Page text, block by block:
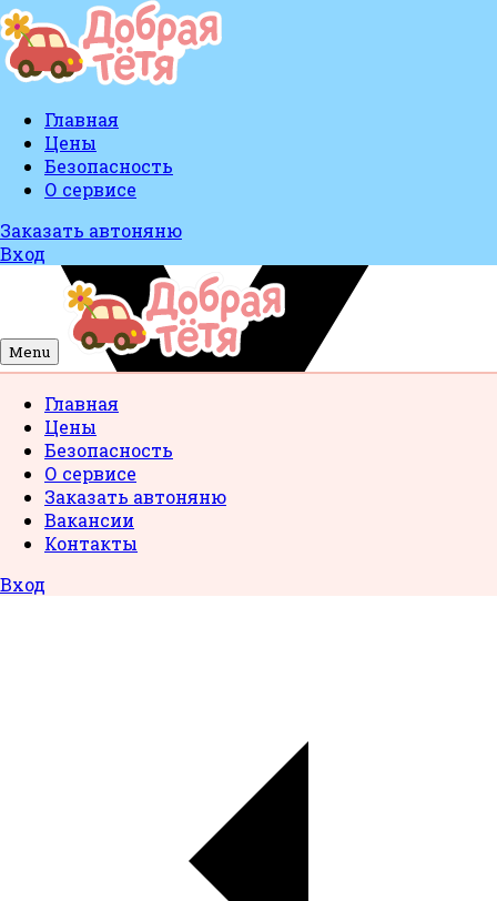
Главная
Цены
Безопасность
О сервисе
Заказать автоняню
Вход
Menu
Главная
Цены
Безопасность
О сервисе
Заказать автоняню
Вакансии
Контакты
Вход